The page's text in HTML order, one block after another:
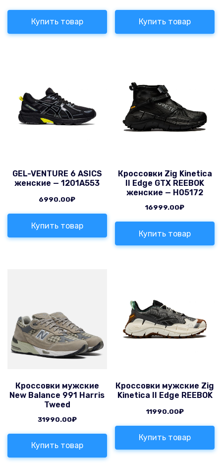
Купить товар Купить товар
GEL-VENTURE 6 ASICS
женские — 1201A553
6990.00₽
Купить товар
Кроссовки Zig Kinetica
II Edge GTX REEBOK
женские — H05172
16999.00₽
Купить товар
Кроссовки мужские
New Balance 991 Harris
Tweed
31990.00₽
Купить товар
Кроссовки мужские Zig
Kinetica II Edge REEBOK
11990.00₽
Купить товар